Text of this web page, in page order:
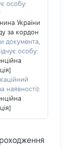
особу:
України
за кордон
документа,
особу:
наявності):